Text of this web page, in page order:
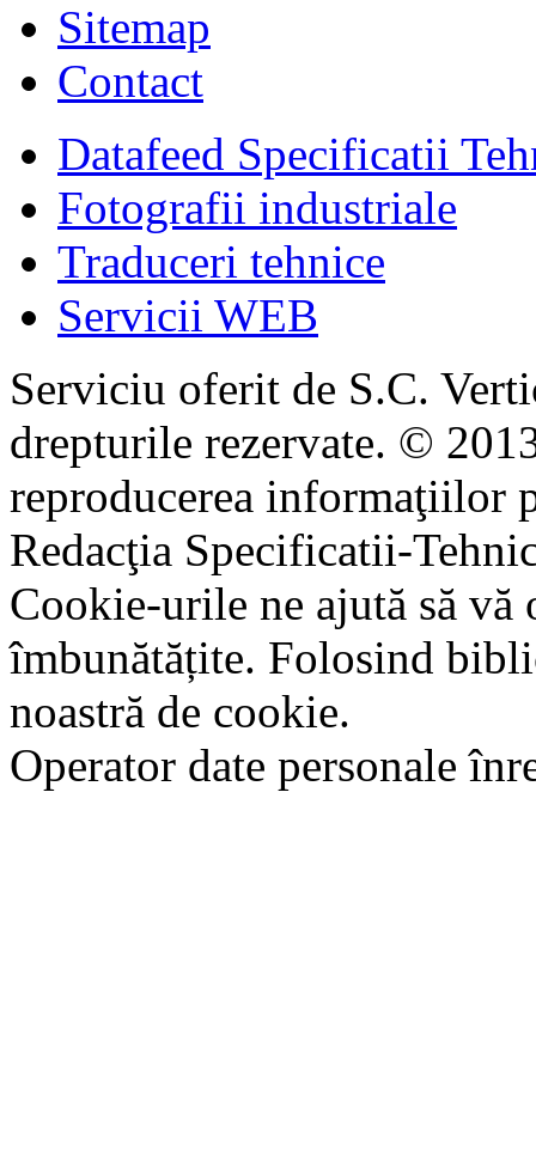
Sitemap
Contact
Datafeed Specificatii
Fotografii industriale
Traduceri tehnice
Servicii WEB
Serviciu oferit de S.C.
drepturile rezervate. ©
reproducerea informaţiilor
Redacţia Specificatii-
Cookie-urile ne ajută să
îmbunătățite. Folosind
noastră de cookie.
Operator date personale